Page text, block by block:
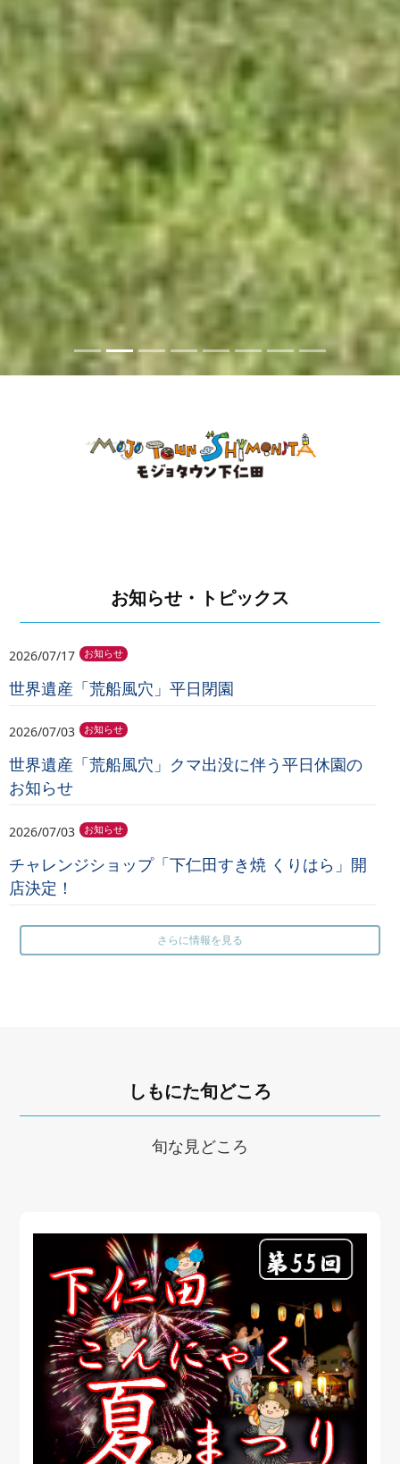
お知らせ・トピックス
2026/07/17 お知らせ
世界遺産「荒船風穴」平日閉園
2026/07/03 お知らせ
世界遺産「荒船風穴」クマ出没に伴う平日休園の
お知らせ
2026/07/03 お知らせ
チャレンジショップ「下仁田すき焼 くりはら」開
店決定！
さらに情報を見る
しもにた旬どころ
旬な見どころ